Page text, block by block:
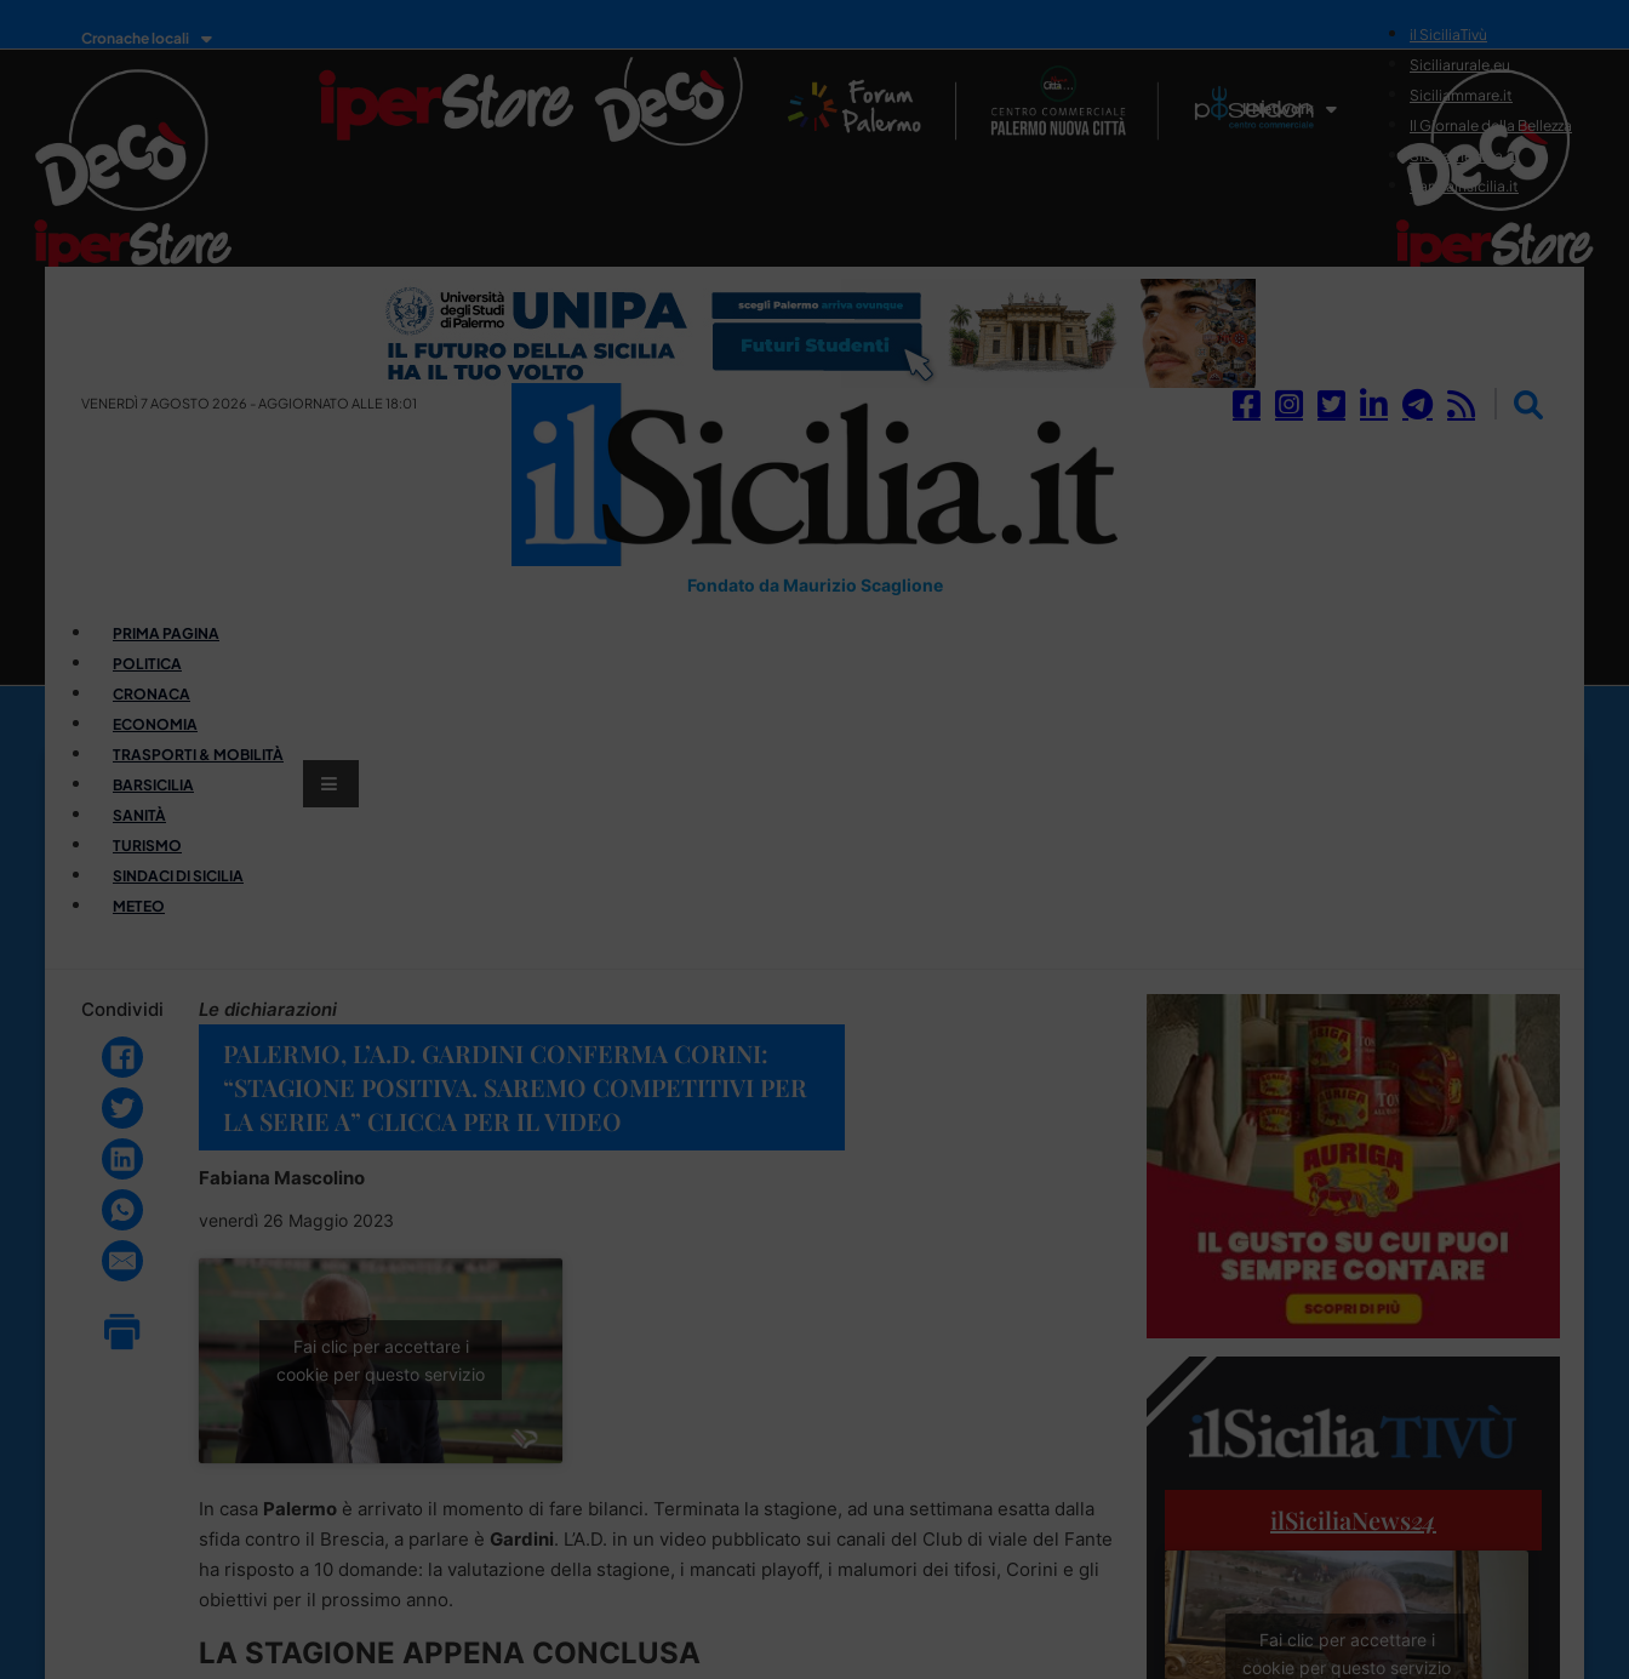
Cronache locali
Il Network
il SiciliaTivù
Siciliarurale.eu
Siciliammare.it
Il Giornale della Bellezza
Siciliamedica.it
Sanitainsicilia.it
VENERDÌ 7 AGOSTO 2026 - AGGIORNATO ALLE 18:01
Fondato da Maurizio Scaglione
PRIMA PAGINA
POLITICA
CRONACA
ECONOMIA
TRASPORTI & MOBILITÀ
BARSICILIA
SANITÀ
TURISMO
SINDACI DI SICILIA
METEO
Condividi Le dichiarazioni
PALERMO, L’A.D. GARDINI CONFERMA CORINI:
“STAGIONE POSITIVA. SAREMO COMPETITIVI PER
LA SERIE A” CLICCA PER IL VIDEO
Fabiana Mascolino
venerdì 26 Maggio 2023
Fai clic per accettare i
cookie per questo servizio
In casa Palermo è arrivato il momento di fare bilanci. Terminata la stagione, ad una settimana esatta dalla
sfida contro il Brescia, a parlare è Gardini. L’A.D. in un video pubblicato sui canali del Club di viale del Fante
ha risposto a 10 domande: la valutazione della stagione, i mancati playoff, i malumori dei tifosi, Corini e gli
obiettivi per il prossimo anno.
LA STAGIONE APPENA CONCLUSA
ilSiciliaNews24
Fai clic per accettare i
cookie per questo servizio